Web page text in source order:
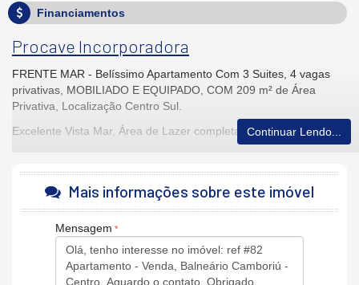
Financiamentos
Procave Incorporadora
FRENTE MAR - Belíssimo Apartamento Com 3 Suites, 4 vagas
privativas, MOBILIADO E EQUIPADO, COM 209 m² de Área
Privativa, Localização Centro Sul.
Excelente Vista Mar, Área de Lazer completa e aconchegante.
Frente Mar
Vista da Orla.
Excelente Apartamento com 3 Suites e dependência.
Sacada com Churrasqueira e Vista Mar.
Privacidade Um Apartamento por Andar.
Área de Lazer completa.
Continuar Lendo...
Mais informações sobre este imóvel
Mensagem